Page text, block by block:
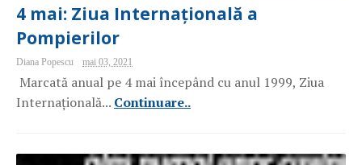
4 mai: Ziua Internațională a
Pompierilor
Diana Popescu mai 03, 2021
Marcată anual pe 4 mai începând cu anul 1999, Ziua
Internațională... Continuare..